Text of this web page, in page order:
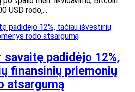
USD rodo,…
savaitę padidėjo 12%,
finansinių priemonių
atsargumą